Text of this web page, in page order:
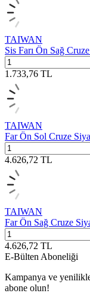
TAIWAN
Sis Farı Ön Sağ
1.733,76 TL
TAIWAN
Far Ön Sol Cruze
4.626,72 TL
TAIWAN
Far Ön Sağ Cruze
4.626,72 TL
E-Bülten Aboneliği
Kampanya ve
abone olun!